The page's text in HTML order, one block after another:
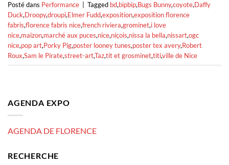
Posté dans Performance Tagged bd,bipbip,Bugs Bunny,coyote,Daffy
Duck,Droopy,droupi,Elmer Fudd,exposition,exposition florence
fabris,florence fabris nice,french riviera,grominet,i love
nice,maizon,marché aux puces,nice,niçois,nissa la bella,nissart,ogc
nice,pop art,Porky Pig,poster looney tunes,poster tex avery,Robert
Roux,Sam le Pirate,street-art,Taz,tit et grosminet,titi,ville de Nice
AGENDA EXPO
AGENDA DE FLORENCE
RECHERCHE